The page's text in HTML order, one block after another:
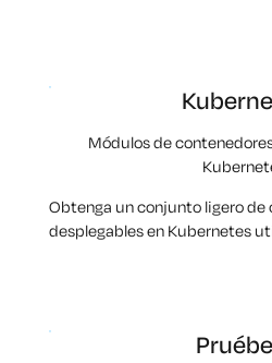
Módulos de
Obtenga un conjunto ligero de
desplegables en Kubernetes